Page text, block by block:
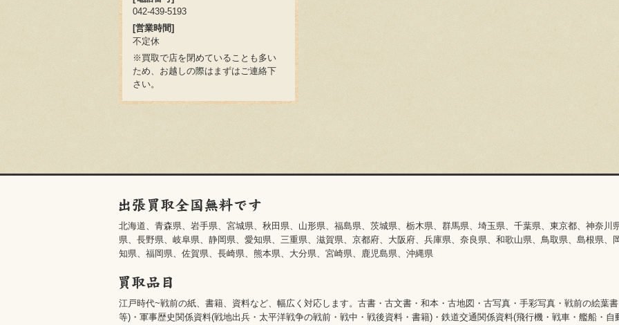
042-439-5193
[営業時間]
不定休
※買取で店を閉めていることも多い
ため、お越しの際はまずはご連絡下
さい。
北海道、青森県、岩手県、宮城県、秋田県、山形県、福島県、茨城県、栃木県、群馬県、埼玉県、千葉県、東京都、神奈川
県、長野県、岐阜県、静岡県、愛知県、三重県、滋賀県、京都府、大阪府、兵庫県、奈良県、和歌山県、鳥取県、島根県
知県、福岡県、佐賀県、長崎県、熊本県、大分県、宮崎県、鹿児島県、沖縄県
江戸時代~戦前の紙、書籍、資料など、幅広く対応します。古書・古文書・和本・古地図・古写真・手彩写真・戦前の絵葉
等)・軍事歴史関係資料(戦地出兵・太平洋戦争の戦前・戦中・戦後資料・書籍)・鉄道交通関係資料(飛行機・戦車・艦船・